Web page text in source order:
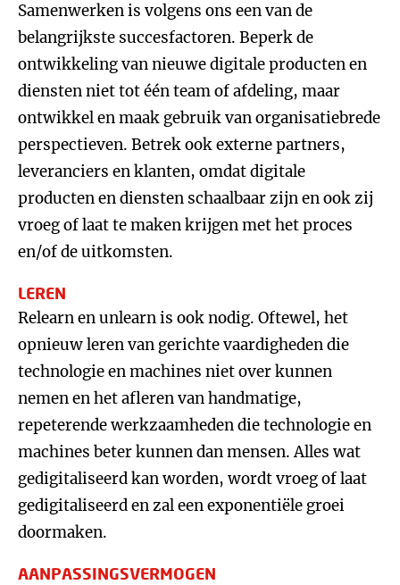
Samenwerken is volgens ons een van de
belangrijkste succesfactoren. Beperk de
ontwikkeling van nieuwe digitale producten en
diensten niet tot één team of afdeling, maar
ontwikkel en maak gebruik van organisatiebrede
perspectieven. Betrek ook externe partners,
leveranciers en klanten, omdat digitale
producten en diensten schaalbaar zijn en ook zij
vroeg of laat te maken krijgen met het proces
en/of de uitkomsten.
LEREN
Relearn en unlearn is ook nodig. Oftewel, het
opnieuw leren van gerichte vaardigheden die
technologie en machines niet over kunnen
nemen en het afleren van handmatige,
repeterende werkzaamheden die technologie en
machines beter kunnen dan mensen. Alles wat
gedigitaliseerd kan worden, wordt vroeg of laat
gedigitaliseerd en zal een exponentiële groei
doormaken.
AANPASSINGSVERMOGEN